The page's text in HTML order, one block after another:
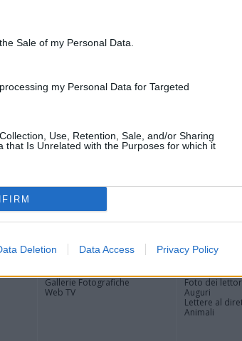
Sale of my Personal Data.
my Personal Data for Targeted
Use, Retention, Sale, and/or Sharing
that Is Unrelated with the Purposes for which it
Deletion Data Access Privacy Policy
Gallerie Fotografiche
Web TV
Foto dei
Auguri
Lettere al
Animali